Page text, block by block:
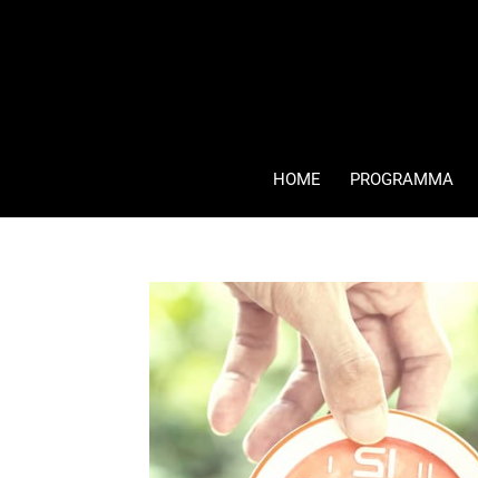
HOME PROGRAMMA